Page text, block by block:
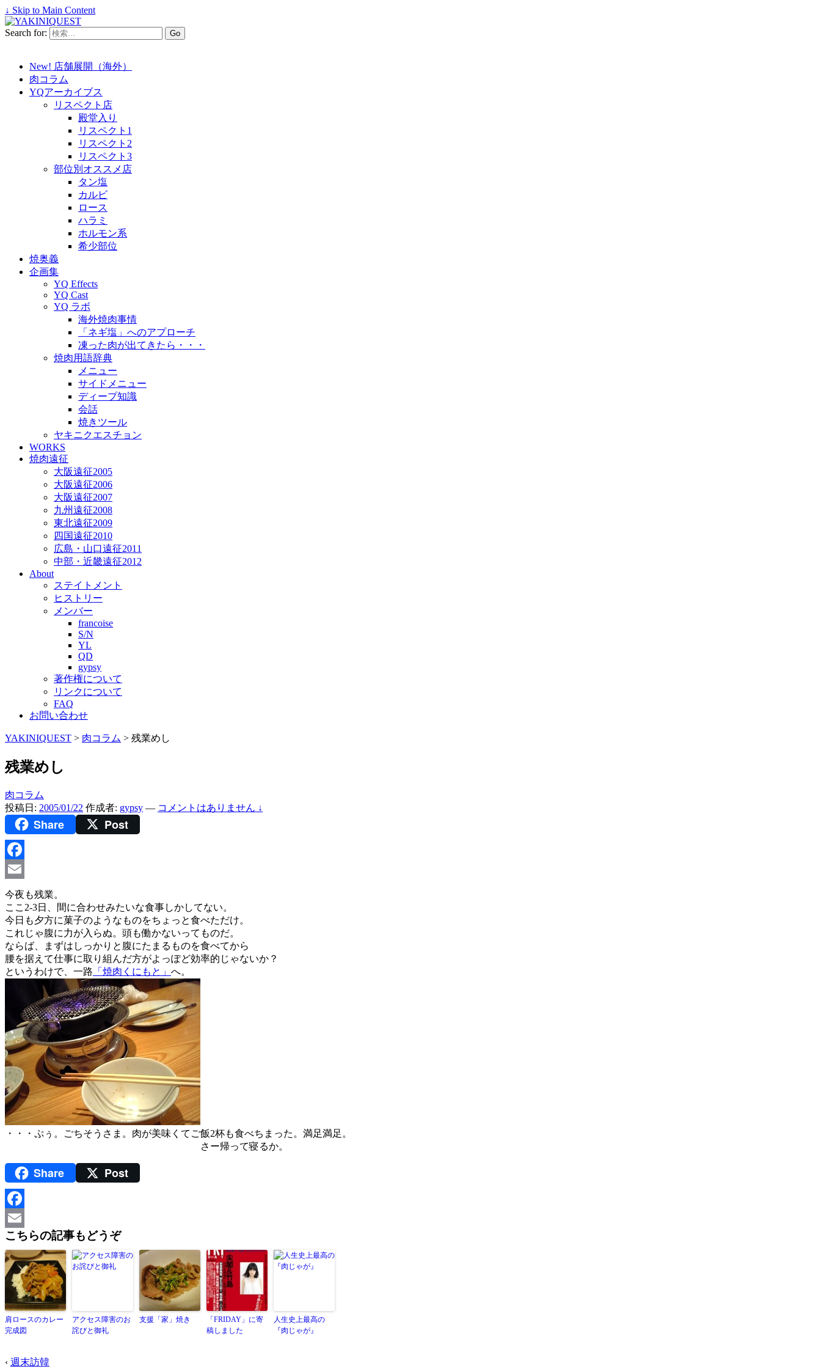
↓ Skip to Main Content
Search for:
New! 店舗展開（海外）
肉コラム
YQアーカイブス
リスペクト店
殿堂入り
リスペクト1
リスペクト2
リスペクト3
部位別オススメ店
タン塩
カルビ
ロース
ハラミ
ホルモン系
希少部位
焼奥義
企画集
YQ Effects
YQ Cast
YQ ラボ
海外焼肉事情
「ネギ塩」へのアプローチ
凍った肉が出てきたら・・・
焼肉用語辞典
メニュー
サイドメニュー
ディープ知識
会話
焼きツール
ヤキニクエスチョン
WORKS
焼肉遠征
大阪遠征2005
大阪遠征2006
大阪遠征2007
九州遠征2008
東北遠征2009
四国遠征2010
広島・山口遠征2011
中部・近畿遠征2012
About
ステイトメント
ヒストリー
メンバー
francoise
S/N
YL
QD
gypsy
著作権について
リンクについて
FAQ
お問い合わせ
YAKINIQUEST > 肉コラム > 残業めし
残業めし
肉コラム
投稿日: 2005/01/22 作成者: gypsy — コメントはありません ↓
Share Post
Facebook
Email
今夜も残業。
ここ2-3日、間に合わせみたいな食事しかしてない。
今日も夕方に菓子のようなものをちょっと食べただけ。
これじゃ腹に力が入らぬ。頭も働かないってものだ。
ならば、まずはしっかりと腹にたまるものを食べてから
腰を据えて仕事に取り組んだ方がよっぽど効率的じゃないか？
というわけで、一路 「焼肉くにもと」 へ。
・・・ぷぅ。ごちそうさま。肉が美味くてご飯2杯も食べちまった。満足満足。
さー帰って寝るか。
Share Post
Facebook
Email
こちらの記事もどうぞ
肩ロースのカレー
完成図
アクセス障害のお
詫びと御礼
支援「家」焼き
「FRIDAY」に寄
稿しました
人生史上最高の
『肉じゃが』
‹ 週末訪韓